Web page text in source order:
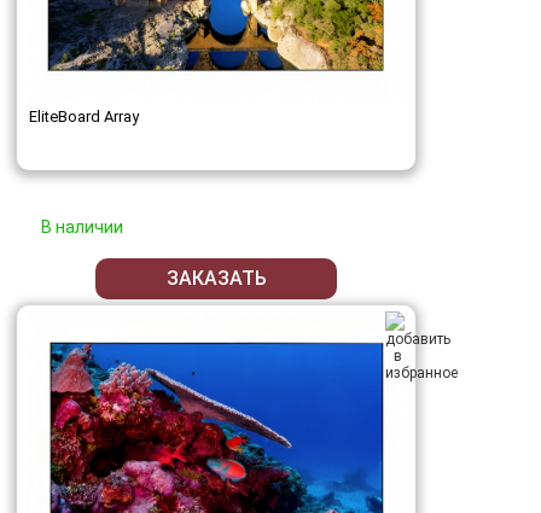
EliteBoard Array
В наличии
ЗАКАЗАТЬ